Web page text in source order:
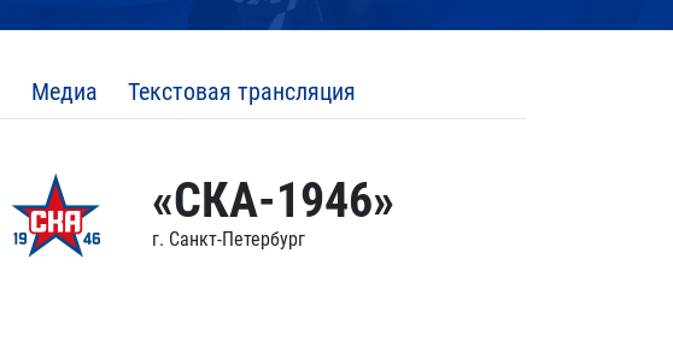
Медиа Текстовая трансляция
«СКА-1946»
г. Санкт-Петербург